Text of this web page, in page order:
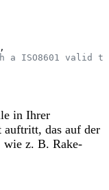
,
a ISO8601 valid
in Ihrer
auftritt, das auf der
wie z. B. Rake-